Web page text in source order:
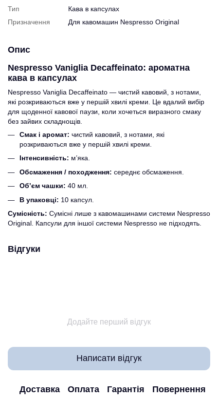
Тип
Кава в капсулах
Призначення
Для кавомашин Nespresso Original
Опис
Nespresso Vaniglia Decaffeinato: ароматна
кава в капсулах
Nespresso Vaniglia Decaffeinato — чистий кавовий, з нотами,
які розкриваються вже у першій хвилі креми. Це вдалий вибір
для щоденної кавової паузи, коли хочеться виразного смаку
без зайвих складнощів.
Смак і аромат: чистий кавовий, з нотами, які
розкриваються вже у першій хвилі креми.
Інтенсивність: м’яка.
Обсмаження / походження: середнє обсмаження.
Об’єм чашки: 40 мл.
В упаковці: 10 капсул.
Сумісність: Сумісні лише з кавомашинами системи Nespresso
Original. Капсули для іншої системи Nespresso не підходять.
Відгуки
Додайте перший відгук
Написати відгук
Доставка Оплата Гарантія Повернення